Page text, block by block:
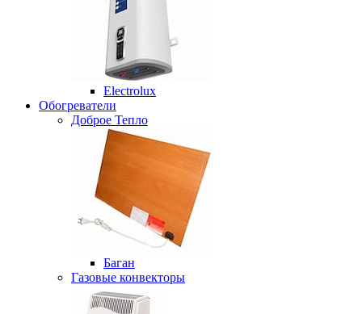
Electrolux
Обогреватели
Доброе Тепло
Баган
Газовые конвекторы